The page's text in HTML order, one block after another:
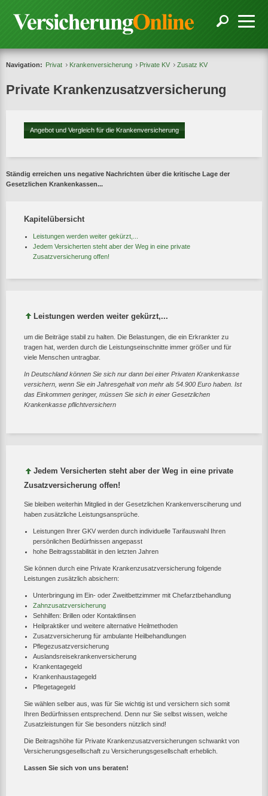
Navigation: Privat Krankenversicherung Private KV Zusatz KV
Private Krankenzusatzversicherung
Angebot und Vergleich für die Krankenversicherung
Ständig erreichen uns negative Nachrichten über die kritische Lage der
Gesetzlichen Krankenkassen...
Kapitelübersicht
Leistungen werden weiter gekürzt,...
Jedem Versicherten steht aber der Weg in eine private
Zusatzversicherung offen!
Leistungen werden weiter gekürzt,...
um die Beiträge stabil zu halten. Die Belastungen, die ein Erkrankter zu
tragen hat, werden durch die Leistungseinschnitte immer größer und für
viele Menschen untragbar.
In Deutschland können Sie sich nur dann bei einer Privaten Krankenkasse
versichern, wenn Sie ein Jahresgehalt von mehr als 54.900 Euro haben. Ist
das Einkommen geringer, müssen Sie sich in einer Gesetzlichen
Krankenkasse pflichtversichern
Jedem Versicherten steht aber der Weg in eine private
Zusatzversicherung offen!
Sie bleiben weiterhin Mitglied in der Gesetzlichen Krankenversciherung und
haben zusätzliche Leistungsansprüche.
Leistungen Ihrer GKV werden durch individuelle Tarifauswahl Ihren
persönlichen Bedürfnissen angepasst
hohe Beitragsstabilität in den letzten Jahren
Sie können durch eine Private Krankenzusatzversicherung folgende
Leistungen zusätzlich absichern:
Unterbringung im Ein- oder Zweitbettzimmer mit Chefarztbehandlung
Zahnzusatzversicherung
Sehhilfen: Brillen oder Kontaktlinsen
Heilpraktiker und weitere alternative Heilmethoden
Zusatzversicherung für ambulante Heilbehandlungen
Pflegezusatzversicherung
Auslandsreisekrankenversicherung
Krankentagegeld
Krankenhaustagegeld
Pflegetagegeld
Sie wählen selber aus, was für Sie wichtig ist und versichern sich somit
Ihren Bedürfnissen entsprechend. Denn nur Sie selbst wissen, welche
Zusatzleistungen für Sie besonders nützlich sind!
Die Beitragshöhe für Private Krankenzusatzversicherungen schwankt von
Versicherungsgesellschaft zu Versicherungsgesellschaft erheblich.
Lassen Sie sich von uns beraten!